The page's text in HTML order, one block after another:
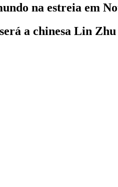
na estreia em
a chinesa Lin Zhu